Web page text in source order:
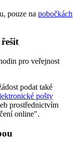
pouze na pobočkách
pro veřejnost
podat také
pošty
prostřednictvím
online".